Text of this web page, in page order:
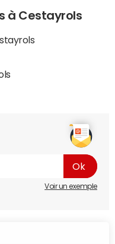
à Cestayrols
Voir un exemple